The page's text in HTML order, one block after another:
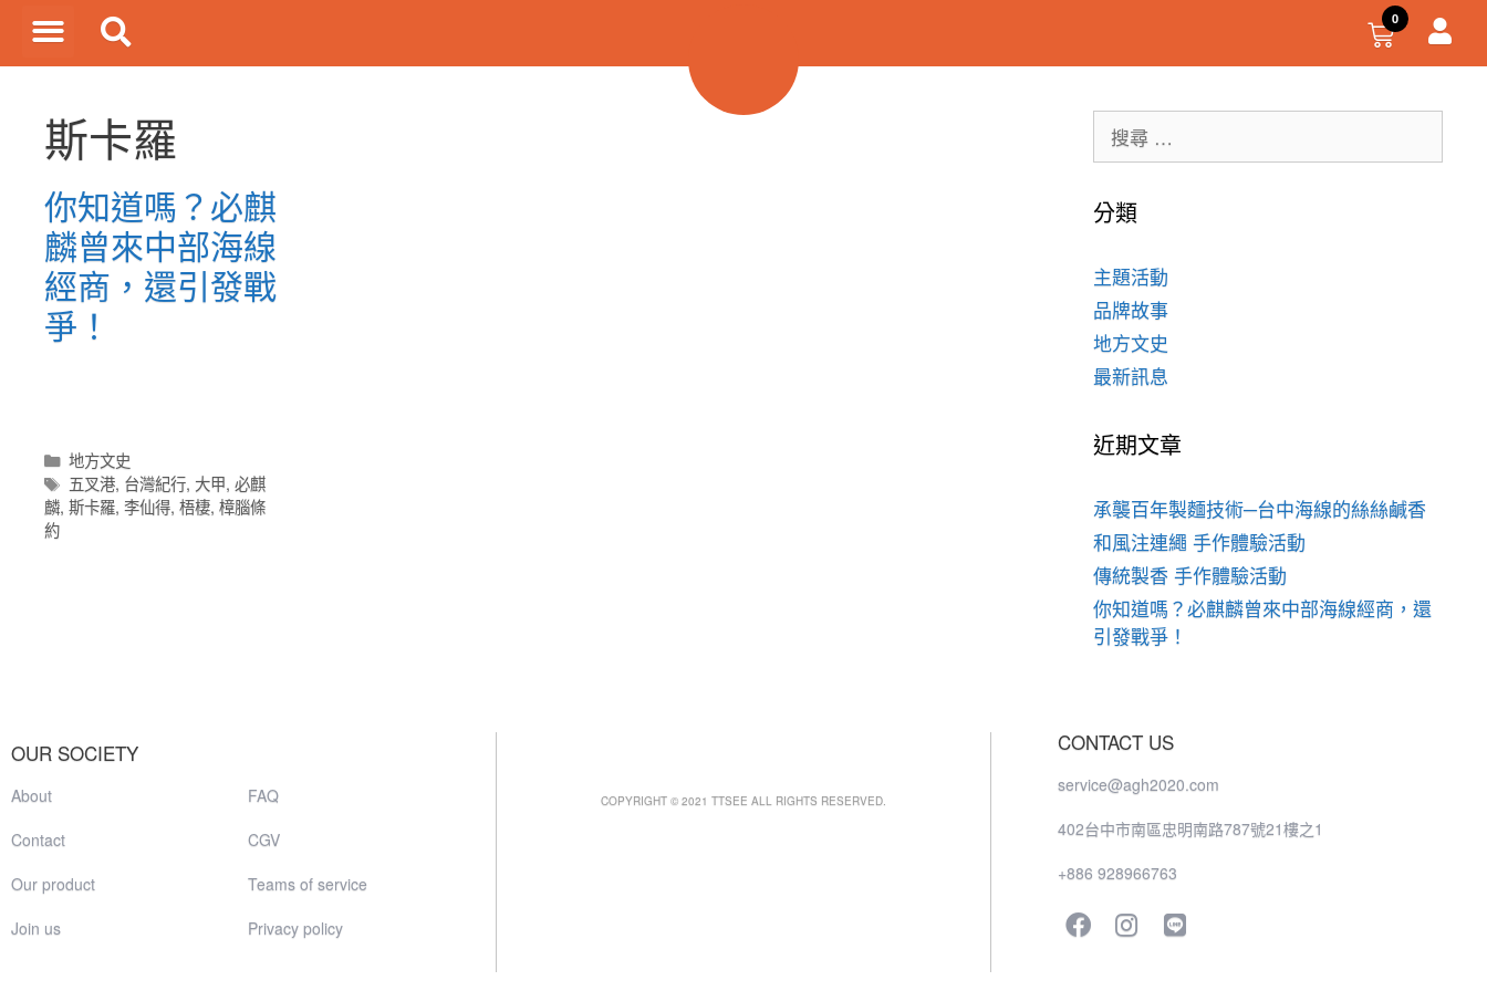
斯卡羅
你知道嗎？必麒
麟曾來中部海線
經商，還引發戰
爭！
地方文史
五叉港, 台灣紀行, 大甲, 必麒
麟, 斯卡羅, 李仙得, 梧棲, 樟腦條
約
分類
主題活動
品牌故事
地方文史
最新訊息
近期文章
承襲百年製麵技術─台中海線的絲絲鹹香
和風注連繩 手作體驗活動
傳統製香 手作體驗活動
你知道嗎？必麒麟曾來中部海線經商，還
引發戰爭！
OUR SOCIETY
About
Contact
Our product
Join us
FAQ
CGV
Teams of service
Privacy policy
COPYRIGHT © 2021 TTSEE ALL RIGHTS RESERVED.
CONTACT US
service@agh2020.com
402台中市南區忠明南路787號21樓之1
+886 928966763